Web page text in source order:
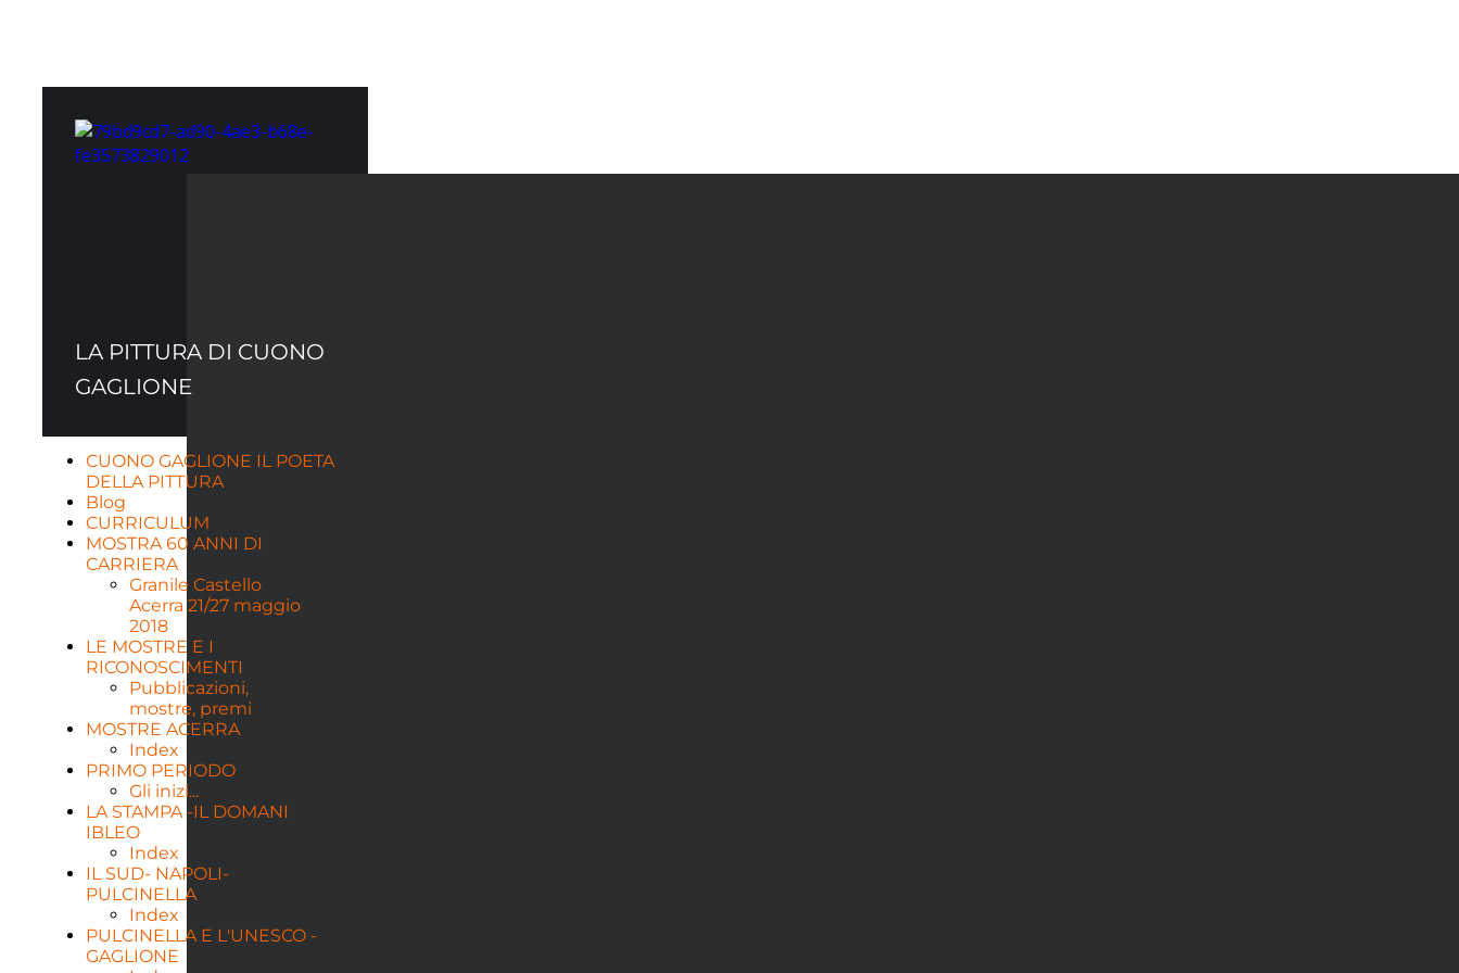
LA PITTURA DI CUONO
GAGLIONE
CUONO GAGLIONE IL POETA
DELLA PITTURA
Blog
CURRICULUM
MOSTRA 60 ANNI DI
CARRIERA
Granile Castello
Acerra 21/27 maggio
2018
LE MOSTRE E I
RICONOSCIMENTI
Pubblicazioni,
mostre, premi
MOSTRE ACERRA
Index
PRIMO PERIODO
Gli inizi...
LA STAMPA -IL DOMANI
IBLEO
Index
IL SUD- NAPOLI-
PULCINELLA
Index
PULCINELLA E L'UNESCO -
GAGLIONE